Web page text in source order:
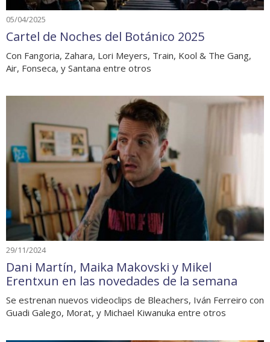
05/04/2025
Cartel de Noches del Botánico 2025
Con Fangoria, Zahara, Lori Meyers, Train, Kool & The Gang,
Air, Fonseca, y Santana entre otros
29/11/2024
Dani Martín, Maika Makovski y Mikel
Erentxun en las novedades de la semana
Se estrenan nuevos videoclips de Bleachers, Iván Ferreiro con
Guadi Galego, Morat, y Michael Kiwanuka entre otros